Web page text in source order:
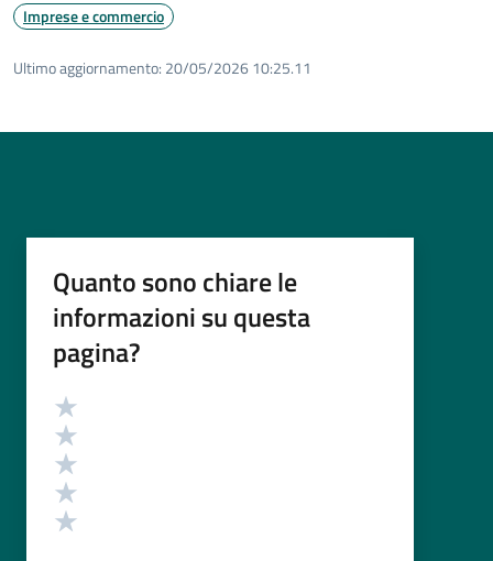
Imprese e commercio
Ultimo aggiornamento: 20/05/2026 10:25.11
Quanto sono chiare le
informazioni su questa
pagina?
Valutazione